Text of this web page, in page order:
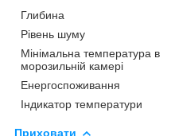
Глибина
Рівень шуму
Мінімальна температура в
морозильній камері
Енергоспоживання
Індикатор температури
Приховати